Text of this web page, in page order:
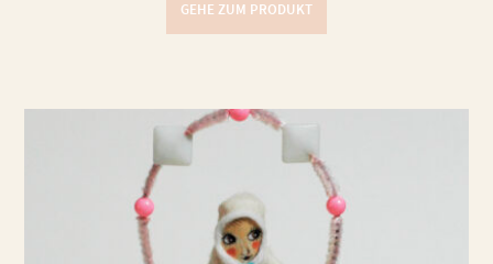
GEHE ZUM PRODUKT